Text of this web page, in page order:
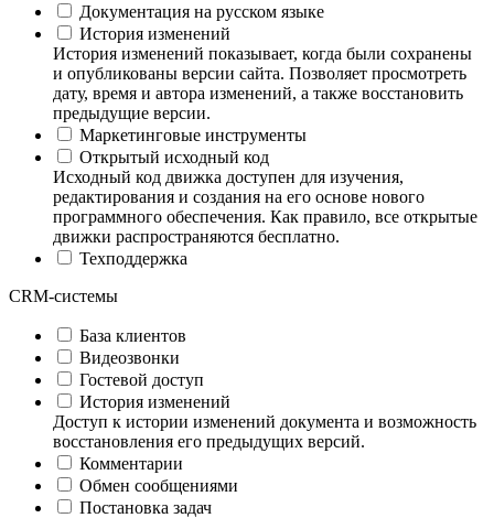
Документация на русском языке
История изменений
История изменений показывает, когда были сохранены
и опубликованы версии сайта. Позволяет просмотреть
дату, время и автора изменений, а также восстановить
предыдущие версии.
Маркетинговые инструменты
Открытый исходный код
Исходный код движка доступен для изучения,
редактирования и создания на его основе нового
программного обеспечения. Как правило, все открытые
движки распространяются бесплатно.
Техподдержка
CRM-системы
База клиентов
Видеозвонки
Гостевой доступ
История изменений
Доступ к истории изменений документа и возможность
восстановления его предыдущих версий.
Комментарии
Обмен сообщениями
Постановка задач